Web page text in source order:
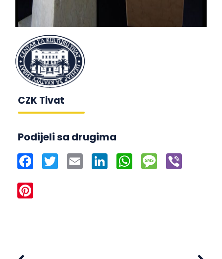
CZK Tivat
Podijeli sa drugima
Facebook
Twitter Email LinkedInWhatsApp
Message